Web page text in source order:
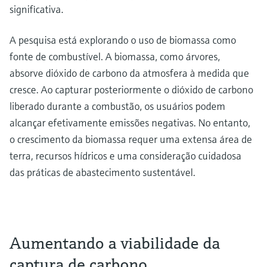
significativa.
A pesquisa está explorando o uso de biomassa como
fonte de combustível. A biomassa, como árvores,
absorve dióxido de carbono da atmosfera à medida que
cresce. Ao capturar posteriormente o dióxido de carbono
liberado durante a combustão, os usuários podem
alcançar efetivamente emissões negativas. No entanto,
o crescimento da biomassa requer uma extensa área de
terra, recursos hídricos e uma consideração cuidadosa
das práticas de abastecimento sustentável.
Aumentando a viabilidade da